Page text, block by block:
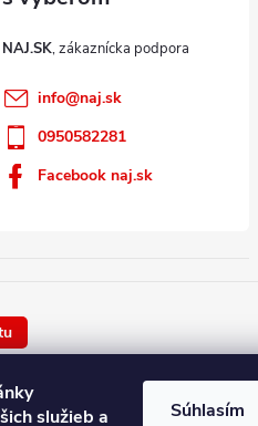
služieb a
Súhlasím
NAJ.SK
info@naj.sk
0950582281
Facebook naj.sk